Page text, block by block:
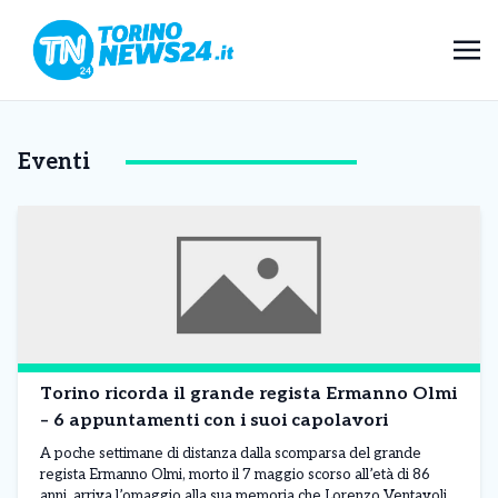
Eventi
Torino ricorda il grande regista Ermanno Olmi
– 6 appuntamenti con i suoi capolavori
A poche settimane di distanza dalla scomparsa del grande
regista Ermanno Olmi, morto il 7 maggio scorso all’età di 86